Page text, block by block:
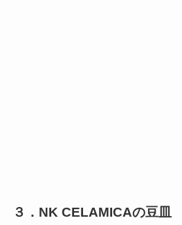
３．NK CELAMICAの豆皿